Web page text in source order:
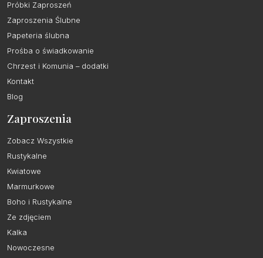
Próbki Zaproszeń
Zaproszenia Ślubne
Papeteria ślubna
Prośba o świadkowanie
Chrzest i Komunia – dodatki
Kontakt
Blog
Zaproszenia
Zobacz Wszystkie
Rustykalne
Kwiatowe
Marmurkowe
Boho i Rustykalne
Ze zdjęciem
Kalka
Nowoczesne